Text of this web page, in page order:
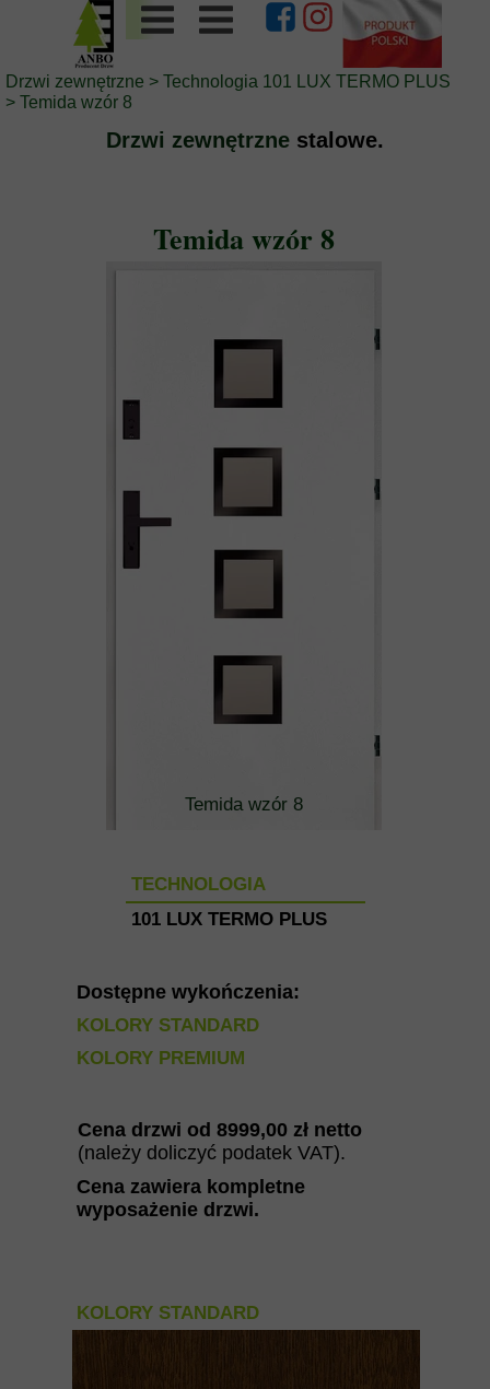
Drzwi zewnętrzne > Technologia 101 LUX TERMO PLUS
> Temida wzór 8
Cena zawiera kompletne
wyposażenie drzwi.
Cena drzwi od 8999,00 zł netto
(należy doliczyć podatek VAT).
KOLORY PREMIUM
KOLORY STANDARD
Dostępne wykończenia:
101 LUX TERMO PLUS
TECHNOLOGIA
KOLORY STANDARD
Drzwi zewnętrzne stalowe.
Temida wzór 8
Temida wzór 8